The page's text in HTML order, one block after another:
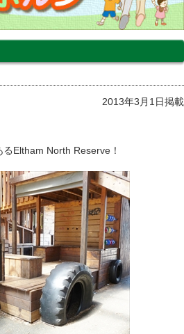
2013年3月1日掲載
Eltham North Reserve！